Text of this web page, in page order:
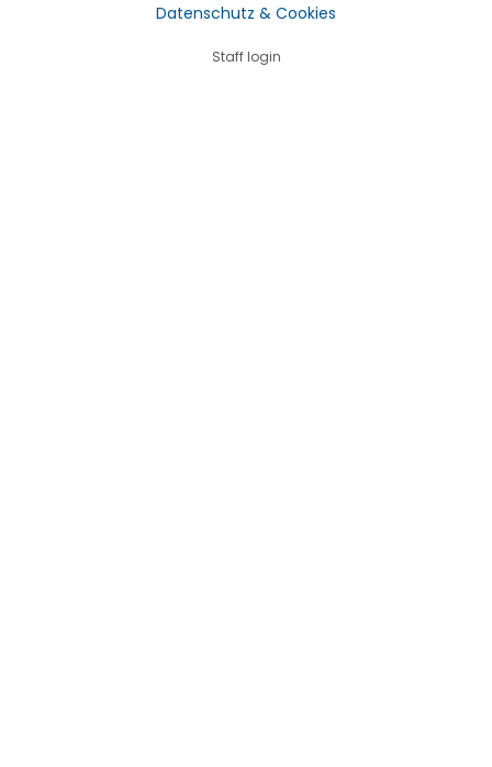
Datenschutz & Cookies
Staff login